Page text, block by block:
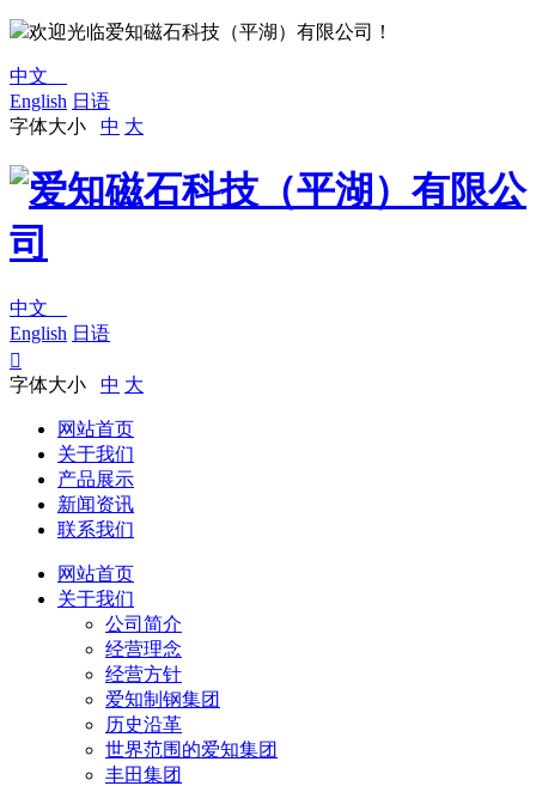
欢迎光临爱知磁石科技（平湖）有限公司！
中文
English 日语
字体大小 中 大
中文
English 日语

字体大小 中 大
网站首页
关于我们
产品展示
新闻资讯
联系我们
网站首页
关于我们
公司简介
经营理念
经营方针
爱知制钢集团
历史沿革
世界范围的爱知集团
丰田集团